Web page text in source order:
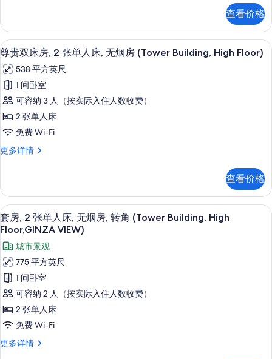
所
有
照
片
信
息
双
人
床,
无
烟
房
(Tower
Building,
High
Floor)
所
有
照
片
房,
张
双
人
床,
无
烟
房
(Tower
Building,
High
信
息
查看价格
显
示
尊
贵
双
床
2
单
人
床,
无
烟
房
(Tower
Building,
High
Floor)
的
1 多间卧室、高档床上用品、羽绒被、
7
尊贵双床房, 2 张单人床, 无烟房 (Tower Building, High Floor)
538 平方英尺
1 间卧室
可容纳 3 人（按实际入住人数收费）
2 张单人床
免费 Wi-Fi
更多详情
尊
房,
张
单
床,
无
烟
房
(Tower
Building,
High
Floor)
多
查看价格
显
示
套
房,
2
张
单
人
床,
无
1 多间卧室、高档床上用品、羽绒被、
8
套房, 2 张单人床, 无烟房, 转角 (Tower Building, High
Floor,GINZA VIEW)
城市景观
775 平方英尺
1 间卧室
可容纳 2 人（按实际入住人数收费）
2 张单人床
免费 Wi-Fi
更多详情
套